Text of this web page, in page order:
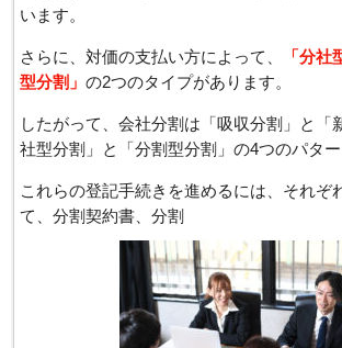
います。
さらに、対価の支払い方によって、 「分社
型分割」 の2つのタイプがあります。
したがって、会社分割は「吸収分割」と「
社型分割」と「分割型分割」の4つのパター
これらの登記手続きを進めるには、それぞ
て、分割契約書、分割